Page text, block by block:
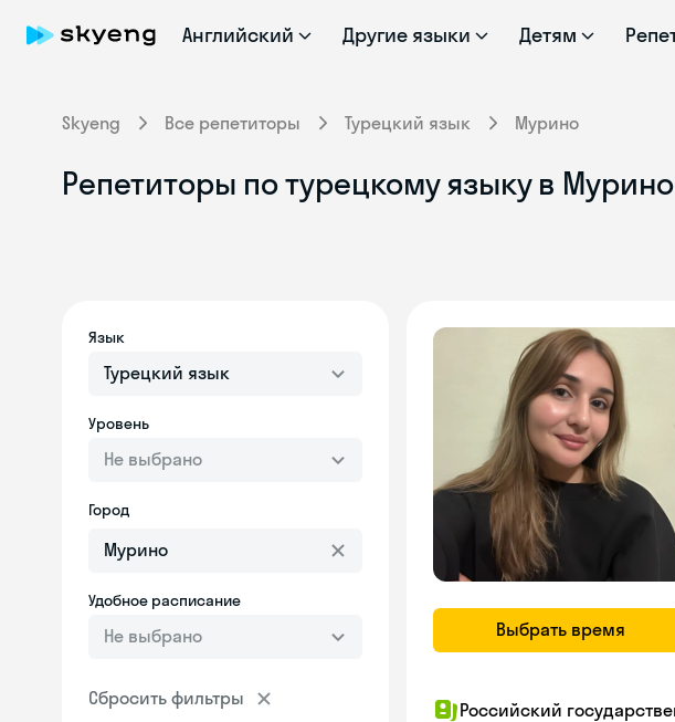
Английский Другие языки Детям
Skyeng Все репетиторы Турецкий язык Мурино
Репетиторы по турецкому языку в
Язык
Турецкий язык
Уровень
Не выбрано
Город
Удобное расписание
Не выбрано
Сбросить фильтры
Выбрать время
Российский